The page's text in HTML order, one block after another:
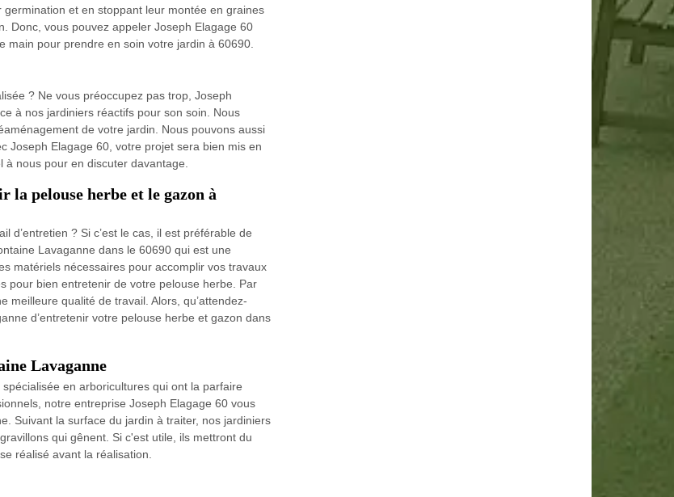
et en stoppant leur montée en graines
Donc, vous pouvez appeler Joseph Elagage 60
main pour prendre en soin votre jardin à 60690.
? Ne vous préoccupez pas trop, Joseph
à nos jardiniers réactifs pour son soin. Nous
de votre jardin. Nous pouvons aussi
Joseph Elagage 60, votre projet sera bien mis en
nous pour en discuter davantage.
pelouse herbe et le gazon à
d’entretien ? Si c’est le cas, il est préférable de
Lavaganne dans le 60690 qui est une
matériels nécessaires pour accomplir vos travaux
pour bien entretenir de votre pelouse herbe. Par
meilleure qualité de travail. Alors, qu’attendez-
d’entretenir votre pelouse herbe et gazon dans
Lavaganne
en arboricultures qui ont la parfaire
notre entreprise Joseph Elagage 60 vous
Suivant la surface du jardin à traiter, nos jardiniers
qui gênent. Si c'est utile, ils mettront du
réalisé avant la réalisation.